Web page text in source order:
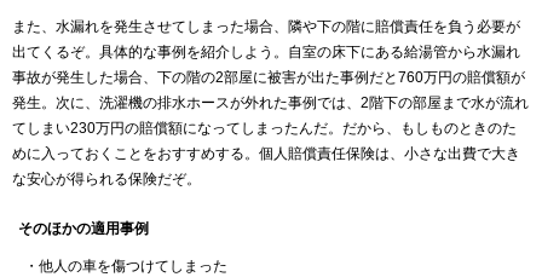
また、水漏れを発生させてしまった場合、隣や下の階に賠償責任を負う必要が
出てくるぞ。具体的な事例を紹介しよう。自室の床下にある給湯管から水漏れ
事故が発生した場合、下の階の2部屋に被害が出た事例だと760万円の賠償額が
発生。次に、洗濯機の排水ホースが外れた事例では、2階下の部屋まで水が流れ
てしまい230万円の賠償額になってしまったんだ。だから、もしものときのた
めに入っておくことをおすすめする。個人賠償責任保険は、小さな出費で大き
な安心が得られる保険だぞ。
そのほかの適用事例
・他人の車を傷つけてしまった